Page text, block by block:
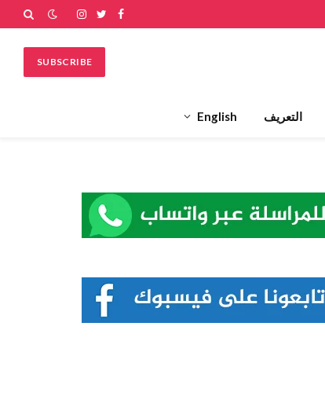
فيسبوك
تويترالانستغرام
SUBSCRIBE
التعريف English